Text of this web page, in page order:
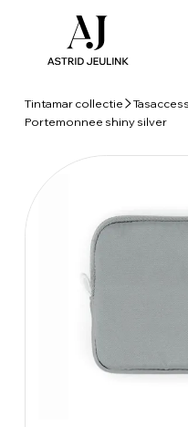
Tintamar collectie
Portemonnee shiny silver